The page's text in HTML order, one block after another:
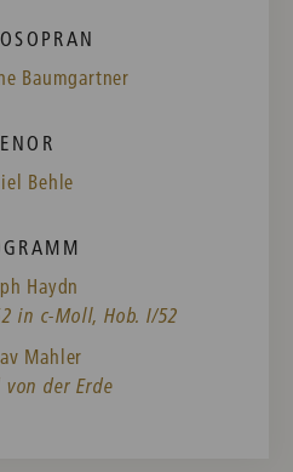
Baumgartner
Behle
Haydn
in c-Moll, Hob. I/52
Mahler
von der Erde